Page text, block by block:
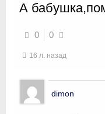
А
0 0
16 л. назад
dimon